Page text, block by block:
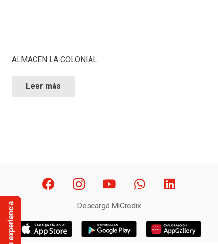
ALMACEN LA COLONIAL
Leer más
Descargá MiCredix